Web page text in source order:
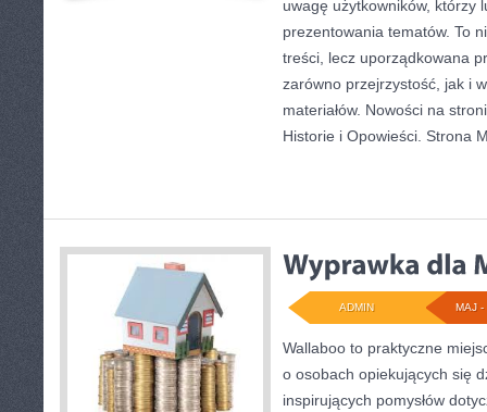
uwagę użytkowników, którzy
prezentowania tematów. To
treści, lecz uporządkowana
zarówno przejrzystość, jak i
materiałów. Nowości na
Historie i Opowieści. Strona
MAJ -
ADMIN
Wallaboo to praktyczne
o osobach opiekujących się
inspirujących pomysłów